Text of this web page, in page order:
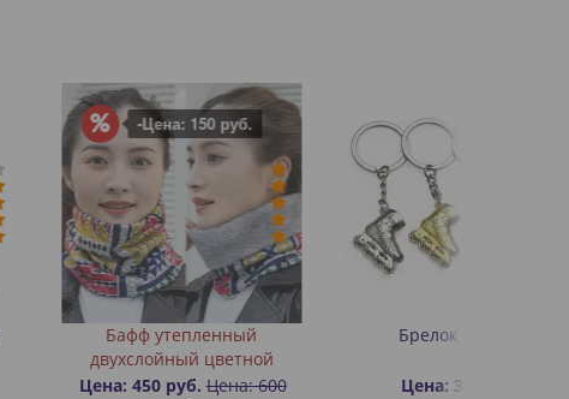
-Цена: 150 руб.
утепленный
цветной
Цена: 600
Цена: 350 руб.